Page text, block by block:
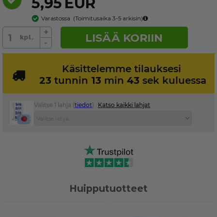
Varastossa (Toimitusaika 3-5 arkisin)
+
-
LISÄÄ KORIIN
Käsittelemme tilauksesi
23 tunnin 13 min 42 sek kuluessa
Valitse 1 lahja (tiedot) Katso kaikki lahjat
Huipputuotteet